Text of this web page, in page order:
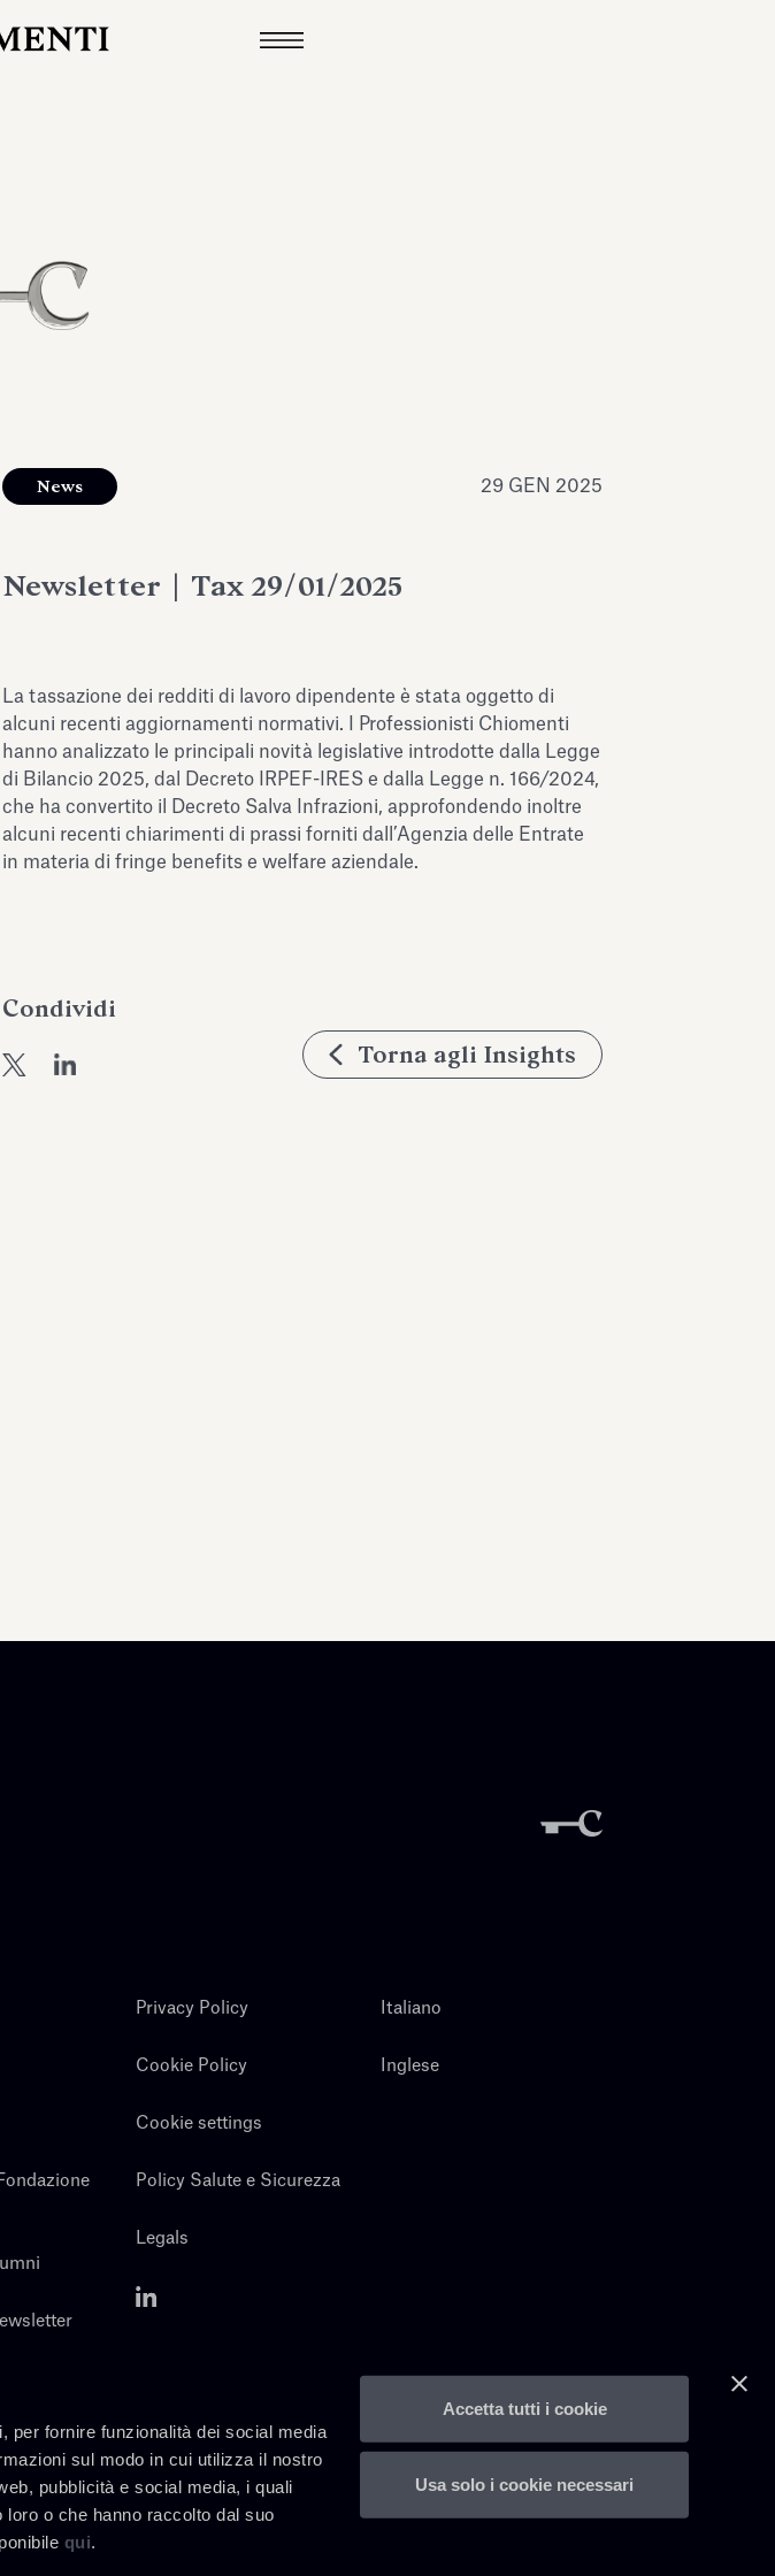
per fornire funzionalità dei social media
sul modo in cui utilizza il nostro
pubblicità e social media, i quali
o che hanno raccolto dal suo
qui.
Accetta tutti i cookie
Usa solo i cookie necessari
News 29 GEN 2025
Newsletter | Tax 29/01/2025
La tassazione dei redditi di lavoro dipendente è stata oggetto di
alcuni recenti aggiornamenti normativi. I Professionisti Chiomenti
hanno analizzato le principali novità legislative introdotte dalla Legge
di Bilancio 2025, dal Decreto IRPEF-IRES e dalla Legge n. 166/2024,
che ha convertito il Decreto Salva Infrazioni, approfondendo inoltre
alcuni recenti chiarimenti di prassi forniti dall’Agenzia delle Entrate
in materia di fringe benefits e welfare aziendale.
Condividi
Torna agli Insights
Privacy Policy
Cookie Policy
Cookie settings
Policy Salute e Sicurezza
Legals
Italiano
Inglese